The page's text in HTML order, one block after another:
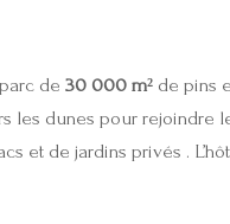
de 30 000 m² de pins
les dunes pour
et de jardins privés .